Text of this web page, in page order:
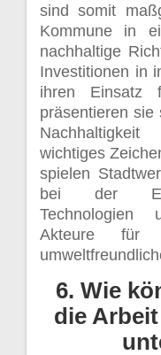
sind somit
Kommune in
nachhaltige
Investitionen in
ihren Einsatz
präsentieren sie
wichtiges
spielen
bei der
Technologien
Akteure für
6. Wie
die